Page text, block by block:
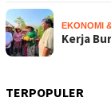
EKONOMI
Kerja
TERPOPULER